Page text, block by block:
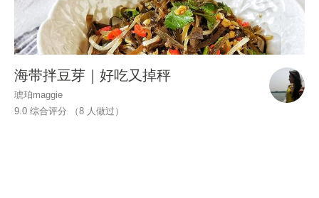
海带拌豆芽｜好吃又掉秤
琥珀maggie
9.0 综合评分 （8 人做过）